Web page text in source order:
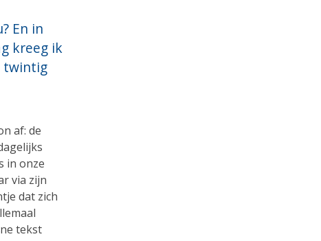
En in
kreeg ik
twintig
af: de
in onze
via zijn
dat zich
tekst